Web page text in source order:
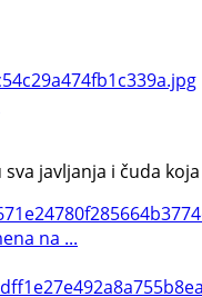
javljanja i čuda
na ...